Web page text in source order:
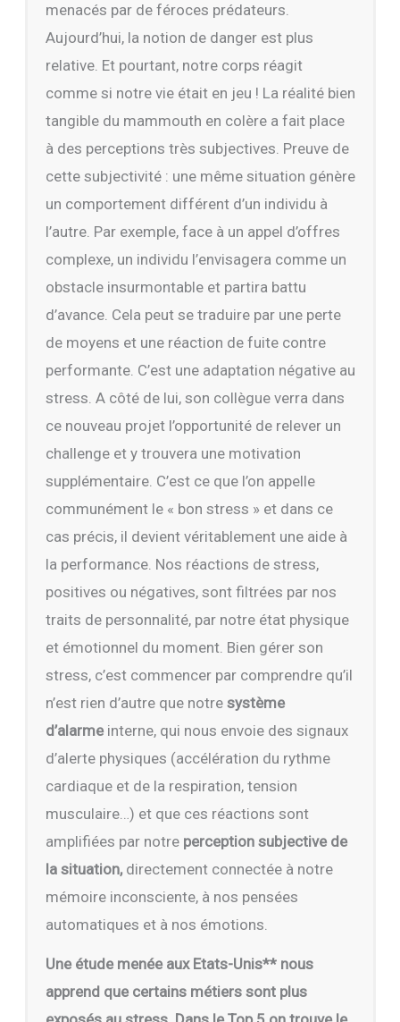
menacés par de féroces prédateurs.
Aujourd’hui, la notion de danger est plus
relative. Et pourtant, notre corps réagit
comme si notre vie était en jeu ! La réalité bien
tangible du mammouth en colère a fait place
à des perceptions très subjectives. Preuve de
cette subjectivité : une même situation génère
un comportement différent d’un individu à
l’autre. Par exemple, face à un appel d’offres
complexe, un individu l’envisagera comme un
obstacle insurmontable et partira battu
d’avance. Cela peut se traduire par une perte
de moyens et une réaction de fuite contre
performante. C’est une adaptation négative au
stress. A côté de lui, son collègue verra dans
ce nouveau projet l’opportunité de relever un
challenge et y trouvera une motivation
supplémentaire. C’est ce que l’on appelle
communément le « bon stress » et dans ce
cas précis, il devient véritablement une aide à
la performance. Nos réactions de stress,
positives ou négatives, sont filtrées par nos
traits de personnalité, par notre état physique
et émotionnel du moment. Bien gérer son
stress, c’est commencer par comprendre qu’il
n’est rien d’autre que notresystème
d’alarmeinterne, qui nous envoie des signaux
d’alerte physiques (accélération du rythme
cardiaque et de la respiration, tension
musculaire…) et que ces réactions sont
amplifiées par notre perception subjective de
la situation, directement connectée à notre
mémoire inconsciente, à nos pensées
automatiques et à nos émotions.
Une étude menée aux Etats-Unis** nous
apprend que certains métiers sont plus